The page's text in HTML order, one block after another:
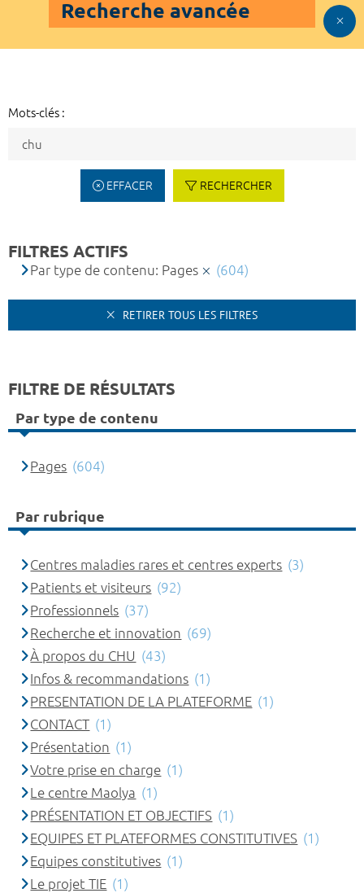
Recherche avancée
Mots-clés :
EFFACER RECHERCHER
FILTRES ACTIFS
Par type de contenu: Pages (604)
RETIRER TOUS LES FILTRES
FILTRE DE RÉSULTATS
Par type de contenu
Pages (604)
Par rubrique
Centres maladies rares et centres experts (3)
Patients et visiteurs (92)
Professionnels (37)
Recherche et innovation (69)
À propos du CHU (43)
Infos & recommandations (1)
PRESENTATION DE LA PLATEFORME (1)
CONTACT (1)
Présentation (1)
Votre prise en charge (1)
Le centre Maolya (1)
PRÉSENTATION ET OBJECTIFS (1)
EQUIPES ET PLATEFORMES CONSTITUTIVES (1)
Equipes constitutives (1)
Le projet TIE (1)